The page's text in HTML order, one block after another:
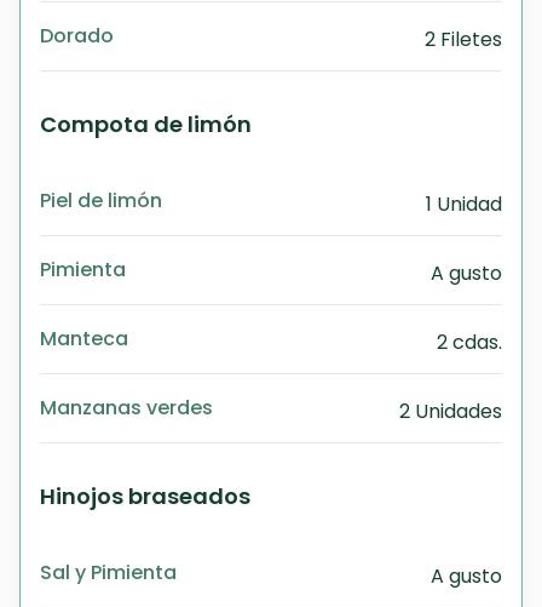
Dorado 2 Filetes
Compota de limón
Piel de limón 1 Unidad
Pimienta A gusto
Manteca 2 cdas.
Manzanas verdes 2 Unidades
Hinojos braseados
Sal y Pimienta A gusto